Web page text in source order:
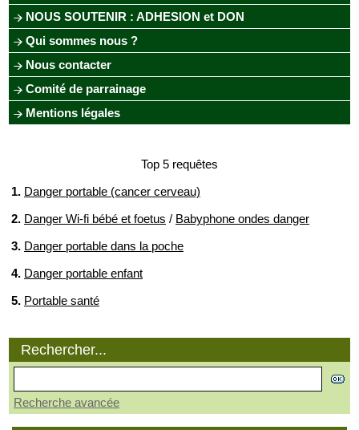
NOUS SOUTENIR : ADHESION et DON
Qui sommes nous ?
Nous contacter
Comité de parrainage
Mentions légales
Top 5 requêtes
1. Danger portable (cancer cerveau)
2. Danger Wi-fi bébé et foetus / Babyphone ondes danger
3. Danger portable dans la poche
4. Danger portable enfant
5. Portable santé
Rechercher...
Recherche avancée